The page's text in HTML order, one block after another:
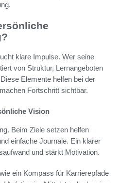
klare Impulse. Wer seine
von Struktur, Lernangeboten
Elemente helfen bei der
Fortschritt sichtbar.
Vision
Beim Ziele setzen helfen
einfache Journale. Ein klarer
und stärkt Motivation.
ein Kompass für Karrierepfade